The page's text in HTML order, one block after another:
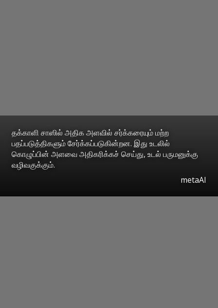
தக்காளி சாஸில் அதிக அளவில் சர்க்கரையும் மற்ற
பதப்படுத்திகளும் சேர்க்கப்படுகின்றன. இது உடலில்
கொழுப்பின் அளவை அதிகரிக்கச் செய்து, உடல் பருமனுக்கு
வழிவகுக்கும்.
metaAI